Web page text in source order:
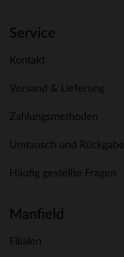
Service
Kontakt
Versand & Lieferung
Zahlungsmethoden
Umtausch und Rückgabe
Häufig gestellte Fragen
Manfield
Filialen